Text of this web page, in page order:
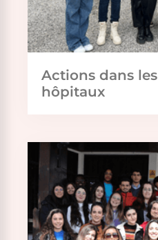
Actions dans les
hôpitaux